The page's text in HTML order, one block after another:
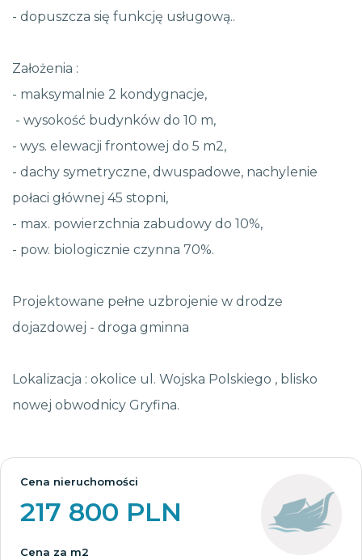
- dopuszcza się funkcję usługową..
Założenia :
- maksymalnie 2 kondygnacje,
- wysokość budynków do 10 m,
- wys. elewacji frontowej do 5 m2,
- dachy symetryczne, dwuspadowe, nachylenie
połaci głównej 45 stopni,
- max. powierzchnia zabudowy do 10%,
- pow. biologicznie czynna 70%.
Projektowane pełne uzbrojenie w drodze
dojazdowej - droga gminna
Lokalizacja : okolice ul. Wojska Polskiego , blisko
nowej obwodnicy Gryfina.
Cena nieruchomości
217 800 PLN
Cena za m2